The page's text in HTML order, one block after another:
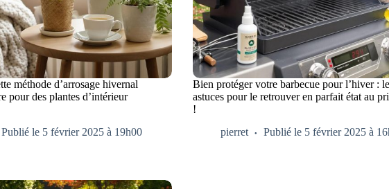
méthode d’arrosage hivernal
pour des plantes d’intérieur
Publié le 5 février 2025 à 19h00
Bien protéger votre barbecue pour l’hiver :
astuces pour le retrouver en parfait état au
!
pierret
Publié le 5 février 2025 à